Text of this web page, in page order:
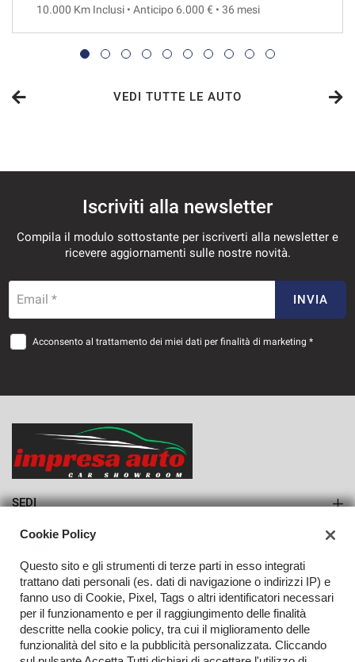
VEDI
813€/mese
36 Mesi
36 Mesi
VEDI
10.000 Km Inclusi • Anticipo 6.000 € • 36 mesi
VEDI TUTTE LE AUTO
Iscriviti alla newsletter
Compila il modulo sottostante per iscriverti alla newsletter e
ricevere aggiornamenti sulle nostre novità.
Email * INVIA
Acconsento al trattamento dei miei dati per finalità di marketing *
SEDI
Azienda
Contatti
Cookie Policy
Questo sito e gli strumenti di terze parti in esso integrati
trattano dati personali (es. dati di navigazione o indirizzi IP) e
fanno uso di Cookie, Pixel, Tags o altri identificatori necessari
per il funzionamento e per il raggiungimento delle finalità
descritte nella cookie policy, tra cui il miglioramento delle
funzionalità del sito e la pubblicità personalizzata. Cliccando